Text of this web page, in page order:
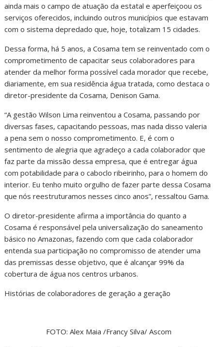
ainda mais o campo de atuação da estatal e aperfeiçoou os
serviços oferecidos, incluindo outros municípios que estavam
com o sistema depredado que, hoje, totalizam 15 cidades.
Dessa forma, há 5 anos, a Cosama tem se reinventado com o
comprometimento de capacitar seus colaboradores para
atender da melhor forma possível cada morador que recebe,
diariamente, em sua residência água tratada, como destaca o
diretor-presidente da Cosama, Denison Gama.
“A gestão Wilson Lima reinventou a Cosama, passando por
diversas fases, capacitando pessoas, mas nada disso valeria
a pena sem o nosso comprometimento. E, é com o
sentimento de alegria que agradeço a cada colaborador que
faz parte da missão dessa empresa, que é entregar água
com potabilidade para o caboclo ribeirinho, para o homem do
interior. Eu tenho muito orgulho de fazer parte dessa Cosama
que nós reestruturamos nesses cinco anos”, ressaltou Gama.
O diretor-presidente afirma a importância do quanto a
Cosama é responsável pela universalização do saneamento
básico no Amazonas, fazendo com que cada colaborador
entenda sua participação no compromisso de atender uma
das premissas desse objetivo, que é alcançar 99% da
cobertura de água nos centros urbanos.
Histórias de colaboradores de geração a geração
FOTO: Alex Maia /Francy Silva/ Ascom